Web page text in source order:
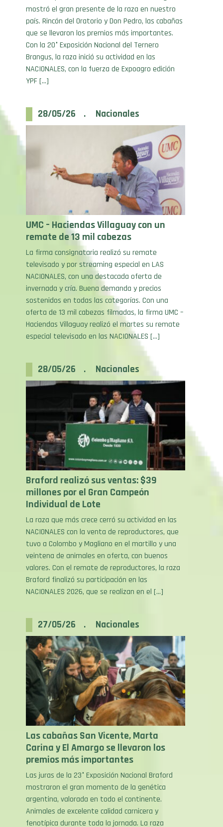
país. Rincón del Oratorio y Don Pedro, las cabañas
que se llevaron los premios más importantes.
Con la 20° Exposición Nacional del Ternero
Brangus, la raza inició su actividad en las
NACIONALES, con la fuerza de Expoagro edición
YPF […]
UMC – Haciendas Villaguay con un
remate de 13 mil cabezas
La firma consignataria realizó su remate
televisado y por streaming especial en LAS
NACIONALES, con una destacada oferta de
invernada y cría. Buena demanda y precios
sostenidos en todas las categorías. Con una
oferta de 13 mil cabezas filmadas, la firma UMC –
Haciendas Villaguay realizó el martes su remate
especial televisado en las NACIONALES […]
Braford realizó sus ventas: $39
millones por el Gran Campeón
Individual de Lote
La raza que más crece cerró su actividad en las
NACIONALES con la venta de reproductores, que
tuvo a Colombo y Magliano en el martillo y una
veintena de animales en oferta, con buenos
valores. Con el remate de reproductores, la raza
Braford finalizó su participación en las
NACIONALES 2026, que se realizan en el […]
Las cabañas San Vicente, Marta
Carina y El Amargo se llevaron los
premios más importantes
Las juras de la 23° Exposición Nacional Braford
mostraron el gran momento de la genética
argentina, valorada en todo el continente.
Animales de excelente calidad carnicera y
fenotípica durante toda la jornada. La raza
Braford volvió a mostrar en la pista de la